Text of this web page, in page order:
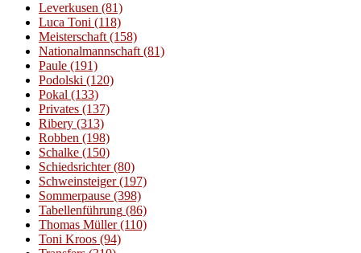
Leverkusen (81)
Luca Toni (118)
Meisterschaft(158)
Nationalmannschaft(81)
Paule (191)
Podolski (120)
Pokal (133)
Privates (137)
Ribery (313)
Robben (198)
Schalke (150)
Schiedsrichter(80)
Schweinsteiger(197)
Sommerpause (398)
Tabellenführung (86)
Thomas Müller(110)
Toni Kroos (94)